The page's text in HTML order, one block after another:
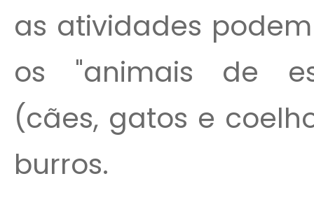
as atividades
os "animais de
(cães, gatos e
burros.